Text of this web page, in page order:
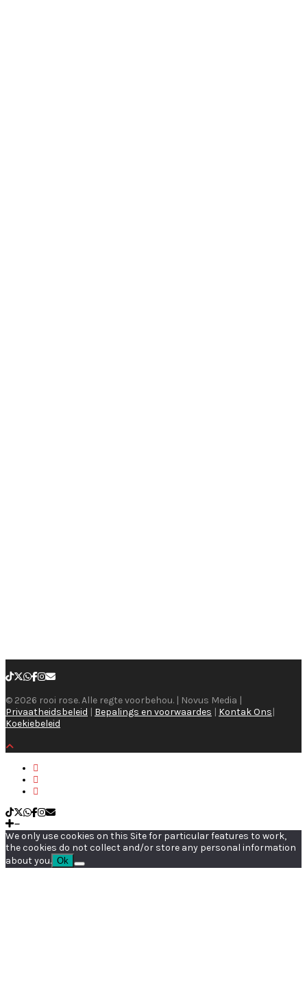
© 2026 rooi rose. Alle regte voorbehou. | Novus Media |
Privaatheidsbeleid | Bepalings en voorwaardes | Kontak Ons|
Koekiebeleid
We only use cookies on this Site for particular features to work,
the cookies do not collect and/or store any personal information
about you. Ok